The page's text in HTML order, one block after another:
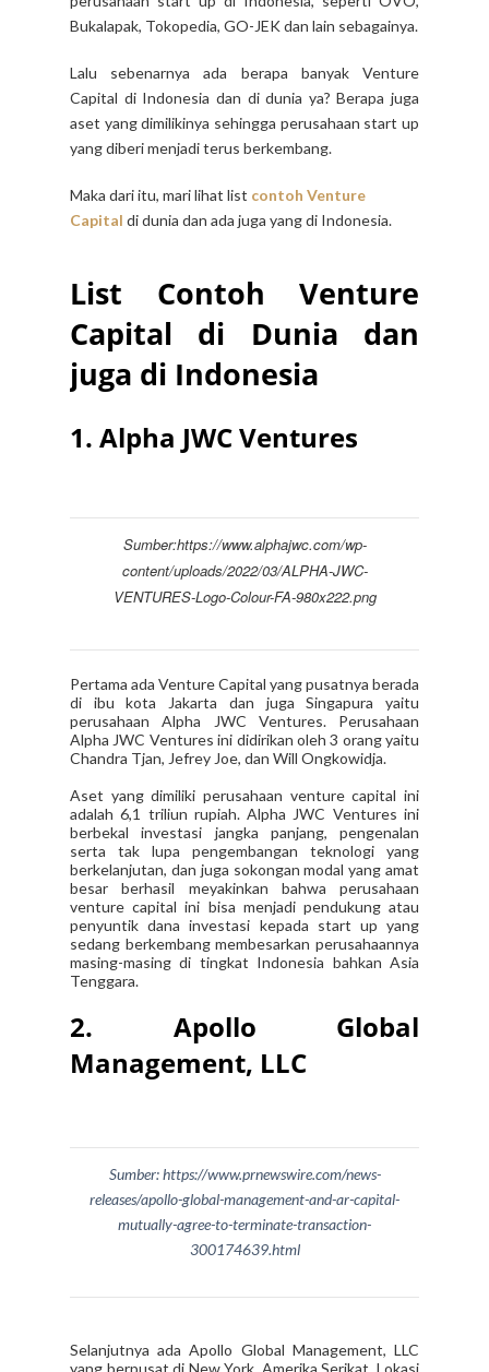
Bukalapak, Tokopedia, GO-JEK dan lain sebagainya.
Lalu sebenarnya ada berapa banyak Venture
Capital di Indonesia dan di dunia ya? Berapa juga
aset yang dimilikinya sehingga perusahaan start up
yang diberi menjadi terus berkembang.
Maka dari itu, mari lihat list contoh Venture
Capital di dunia dan ada juga yang di Indonesia.
List Contoh Venture
Capital di Dunia dan
juga di Indonesia
1. Alpha JWC Ventures
Sumber:https://www.alphajwc.com/wp-
content/uploads/2022/03/ALPHA-JWC-
VENTURES-Logo-Colour-FA-980x222.png
Pertama ada Venture Capital yang pusatnya berada
di ibu kota Jakarta dan juga Singapura yaitu
perusahaan Alpha JWC Ventures. Perusahaan
Alpha JWC Ventures ini didirikan oleh 3 orang yaitu
Chandra Tjan, Jefrey Joe, dan Will Ongkowidja.
Aset yang dimiliki perusahaan venture capital ini
adalah 6,1 triliun rupiah. Alpha JWC Ventures ini
berbekal investasi jangka panjang, pengenalan
serta tak lupa pengembangan teknologi yang
berkelanjutan, dan juga sokongan modal yang amat
besar berhasil meyakinkan bahwa perusahaan
venture capital ini bisa menjadi pendukung atau
penyuntik dana investasi kepada start up yang
sedang berkembang membesarkan perusahaannya
masing-masing di tingkat Indonesia bahkan Asia
Tenggara.
2. Apollo Global
Management, LLC
Sumber: https://www.prnewswire.com/news-
releases/apollo-global-management-and-ar-capital-
mutually-agree-to-terminate-transaction-
300174639.html
Selanjutnya ada Apollo Global Management, LLC
yang berpusat di New York, Amerika Serikat. Lokasi